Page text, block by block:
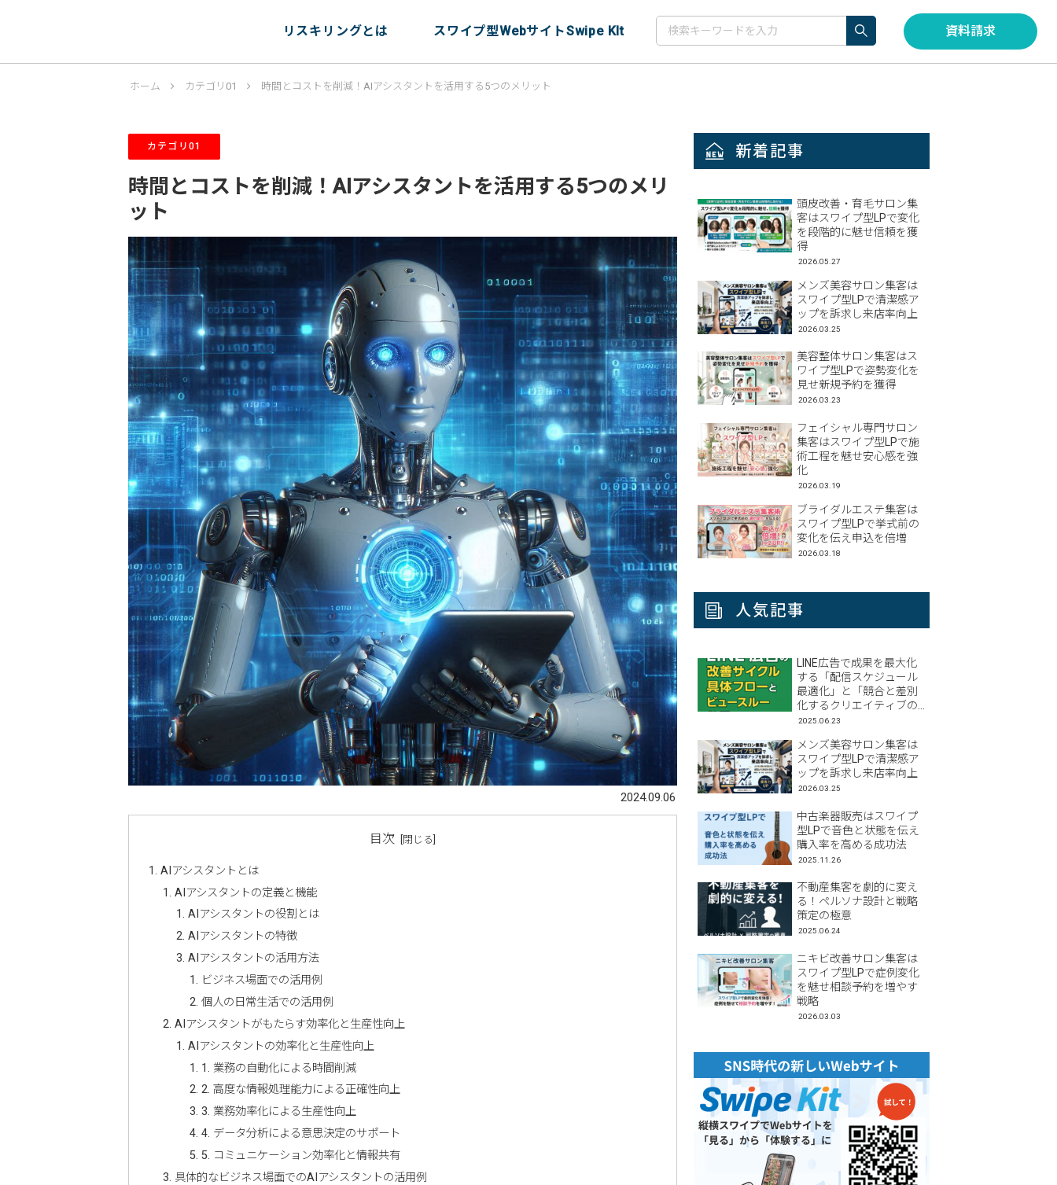
リスキリングとは スワイプ型WebサイトSwipe KIt 資料請求
ホーム カテゴリ01 時間とコストを削減！AIアシスタントを活用する5つのメリット
カテゴリ01
時間とコストを削減！AIアシスタントを活用する5つのメリ
ット
2024.09.06
目次
AIアシスタントとは
AIアシスタントの定義と機能
AIアシスタントの役割とは
AIアシスタントの特徴
AIアシスタントの活用方法
ビジネス場面での活用例
個人の日常生活での活用例
AIアシスタントがもたらす効率化と生産性向上
AIアシスタントの効率化と生産性向上
1. 業務の自動化による時間削減
2. 高度な情報処理能力による正確性向上
3. 業務効率化による生産性向上
4. データ分析による意思決定のサポート
5. コミュニケーション効率化と情報共有
具体的なビジネス場面でのAIアシスタントの活用例
新着記事
頭皮改善・育毛サロン集
客はスワイプ型LPで変化
を段階的に魅せ信頼を獲
得
2026.05.27
メンズ美容サロン集客は
スワイプ型LPで清潔感ア
ップを訴求し来店率向上
2026.03.25
美容整体サロン集客はス
ワイプ型LPで姿勢変化を
見せ新規予約を獲得
2026.03.23
フェイシャル専門サロン
集客はスワイプ型LPで施
術工程を魅せ安心感を強
化
2026.03.19
ブライダルエステ集客は
スワイプ型LPで挙式前の
変化を伝え申込を倍増
2026.03.18
人気記事
LINE広告で成果を最大化
する「配信スケジュール
最適化」と「競合と差別
化するクリエイティブの
工夫」
2025.06.23
メンズ美容サロン集客は
スワイプ型LPで清潔感ア
ップを訴求し来店率向上
2026.03.25
中古楽器販売はスワイプ
型LPで音色と状態を伝え
購入率を高める成功法
2025.11.26
不動産集客を劇的に変え
る！ペルソナ設計と戦略
策定の極意
2025.06.24
ニキビ改善サロン集客は
スワイプ型LPで症例変化
を魅せ相談予約を増やす
戦略
2026.03.03